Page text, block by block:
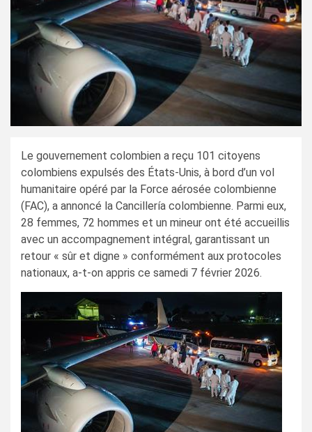
Le gouvernement colombien a reçu 101 citoyens
colombiens expulsés des États-Unis, à bord d’un vol
humanitaire opéré par la Force aérosée colombienne
(FAC), a annoncé la Cancillería colombienne. Parmi eux,
28 femmes, 72 hommes et un mineur ont été accueillis
avec un accompagnement intégral, garantissant un
retour « sûr et digne » conformément aux protocoles
nationaux, a-t-on appris ce samedi 7 février 2026.